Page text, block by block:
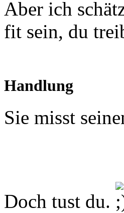
Aber ich
fit sein, du
Handlung
Sie misst
Doch tust du.